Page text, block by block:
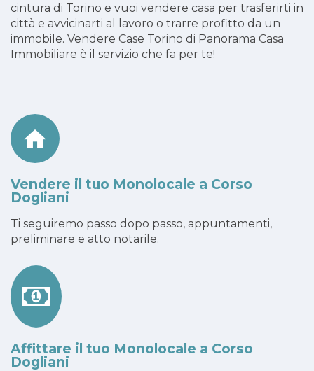
cintura di Torino e vuoi vendere casa per trasferirti in
città e avvicinarti al lavoro o trarre profitto da un
immobile. Vendere Case Torino di Panorama Casa
Immobiliare è il servizio che fa per te!
Vendere il tuo Monolocale a Corso
Dogliani
Ti seguiremo passo dopo passo, appuntamenti,
preliminare e atto notarile.
Affittare il tuo Monolocale a Corso
Dogliani